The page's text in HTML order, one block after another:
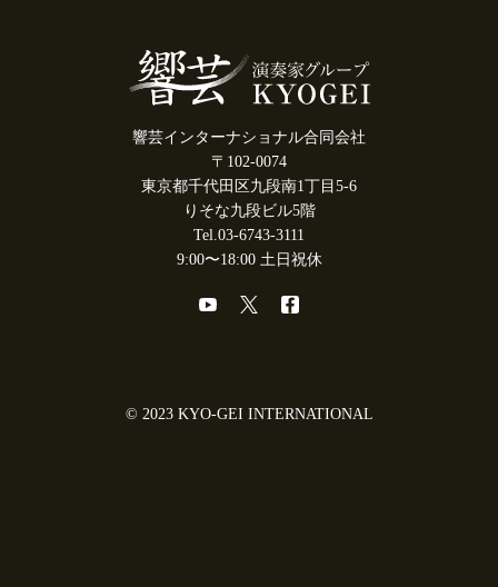
響芸インターナショナル合同会社
〒102-0074
東京都千代田区九段南1丁目5-6
りそな九段ビル5階
Tel.03-6743-3111
9:00〜18:00 土日祝休
© 2023 KYO-GEI INTERNATIONAL